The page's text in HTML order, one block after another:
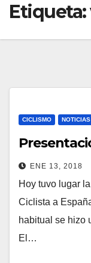
Etiqueta:
CICLISMO NOTICIAS
ENE 13, 2018
Hoy tuvo lugar
Ciclista a
habitual se hizo
El…